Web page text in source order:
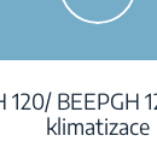
120/ BEEPGH
klimatizace